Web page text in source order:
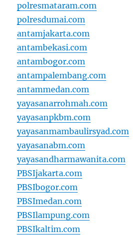
polresmataram.com
polresdumai.com
antamjakarta.com
antambekasi.com
antambogor.com
antampalembang.com
antammedan.com
yayasanarrohmah.com
yayasanpkbm.com
yayasanmambaulirsyad.com
yayasanabm.com
yayasandharmawanita.com
PBSIjakarta.com
PBSIbogor.com
PBSImedan.com
PBSIlampung.com
PBSIkaltim.com